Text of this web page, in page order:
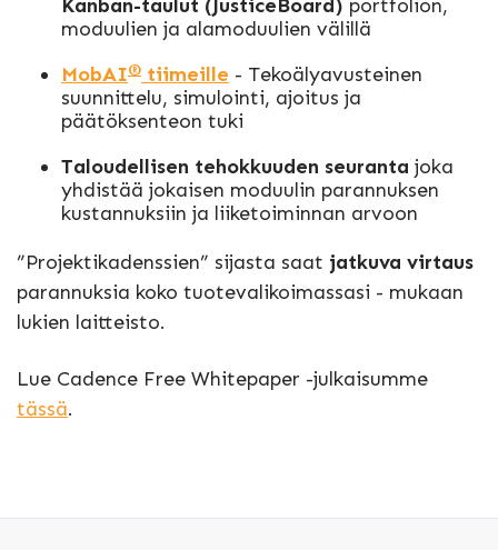
Kanban-taulut (JusticeBoard) portfolion,
moduulien ja alamoduulien välillä
MobAI® tiimeille - Tekoälyavusteinen
suunnittelu, simulointi, ajoitus ja
päätöksenteon tuki
Taloudellisen tehokkuuden seuranta joka
yhdistää jokaisen moduulin parannuksen
kustannuksiin ja liiketoiminnan arvoon
”Projektikadenssien” sijasta saat jatkuva virtaus
parannuksia koko tuotevalikoimassasi - mukaan
lukien laitteisto.
Lue Cadence Free Whitepaper -julkaisumme
tässä.